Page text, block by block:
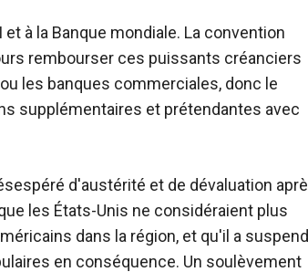
à la Banque mondiale. La convention
rembourser ces puissants créanciers
les banques commerciales, donc le
supplémentaires et prétendantes avec
d'austérité et de dévaluation
les États-Unis ne considéraient plus
dans la région, et qu'il a
en conséquence. Un soulèvement